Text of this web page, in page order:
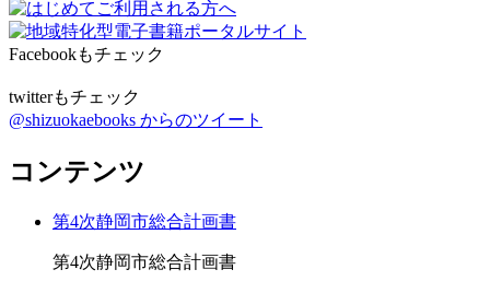
Facebookもチェック
twitterもチェック
@shizuokaebooks からのツイート
コンテンツ
第4次静岡市総合計画書
第4次静岡市総合計画書